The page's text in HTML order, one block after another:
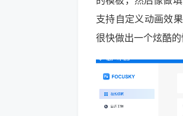
支持自定义动画效
很快做出一个炫酷的